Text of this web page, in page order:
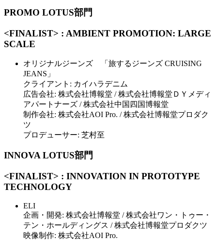
PROMO LOTUS部門
<FINALIST> : AMBIENT PROMOTION: LARGE
SCALE
オリジナルジーンズ 「旅するジーンズ CRUISING
JEANS」
クライアント: カイハラデニム
広告会社: 株式会社博報堂 / 株式会社博報堂ＤＹメディ
アパートナーズ / 株式会社中国四国博報堂
制作会社: 株式会社AOI Pro. / 株式会社博報堂プロダク
ツ
プロデューサー: 芝村至
INNOVA LOTUS部門
<FINALIST> : INNOVATION IN PROTOTYPE
TECHNOLOGY
ELI
企画・開発: 株式会社博報堂 / 株式会社ワン・トゥー・
テン・ホールディングス / 株式会社博報堂プロダクツ
映像制作: 株式会社AOI Pro.